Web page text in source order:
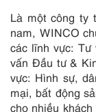
Là một công ty
nam, WINCO
các lĩnh vực:
vấn Đầu tư &
vực: Hình sự,
mại, bất động
cho nhiều